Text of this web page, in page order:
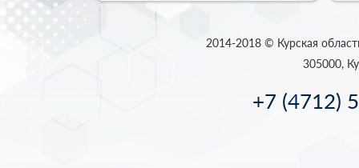
2014-2018 © Курская
305000,
+7 (4712)